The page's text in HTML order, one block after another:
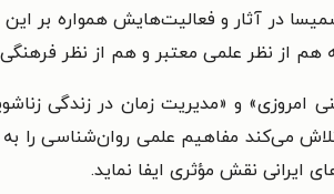
در آثار و فعالیت‌هایش همواره بر
از نظر علمی معتبر و هم از نظر فرهنگی
امروزی» و «مدیریت زمان در زندگی
تلاش می‌کند مفاهیم علمی روان‌شناسی را
ایرانی نقش مؤثری ایفا نماید.